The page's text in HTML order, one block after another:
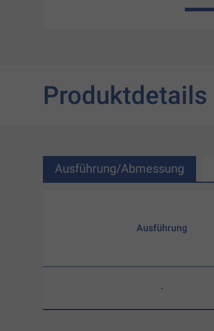
1
Produktdetails
Ausführung/Abmessung
Ausführung
-